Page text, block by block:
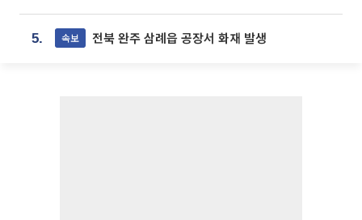
5. 속보 전북 완주 삼례읍 공장서 화재 발생